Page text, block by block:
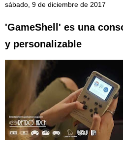
sábado, 9 de diciembre de 2017
'GameShell' es una
y personalizable